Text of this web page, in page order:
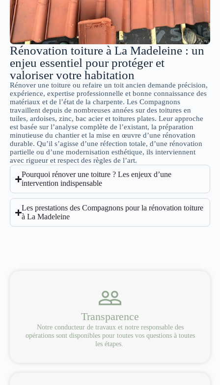
Rénovation toiture à La Madeleine : un
enjeu essentiel pour protéger et
valoriser votre habitation
Rénover une toiture ou refaire un toit ancien demande précision,
expérience, expertise professionnelle et bonne connaissance des
matériaux et de l’état de la charpente. Les Compagnons
travaillent depuis de nombreuses années sur des toitures en
tuiles, ardoises, zinc, bac acier et toitures plates. Leur approche
est basée sur l’analyse complète de l’existant, la préparation
minutieuse du chantier et la mise en œuvre d’une rénovation
durable. Qu’il s’agisse d’une réfection totale, d’une rénovation
partielle ou d’une modernisation esthétique, ils interviennent
avec rigueur et respect des règles de l’art.
Pourquoi rénover une toiture ? Les enjeux d’une
intervention indispensable
Les prestations des Compagnons pour la rénovation toiture
à La Madeleine
Transparence
Notre conducteur de travaux et notre responsable des
opérations sont disponibles pour toutes vos questions à toutes
les étapes.